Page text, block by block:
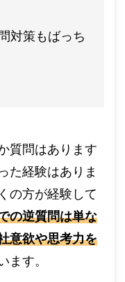
対策もばっち
質問はあります
た経験はありま
の方が経験して
の逆質問は単な
意欲や思考力を
ます。